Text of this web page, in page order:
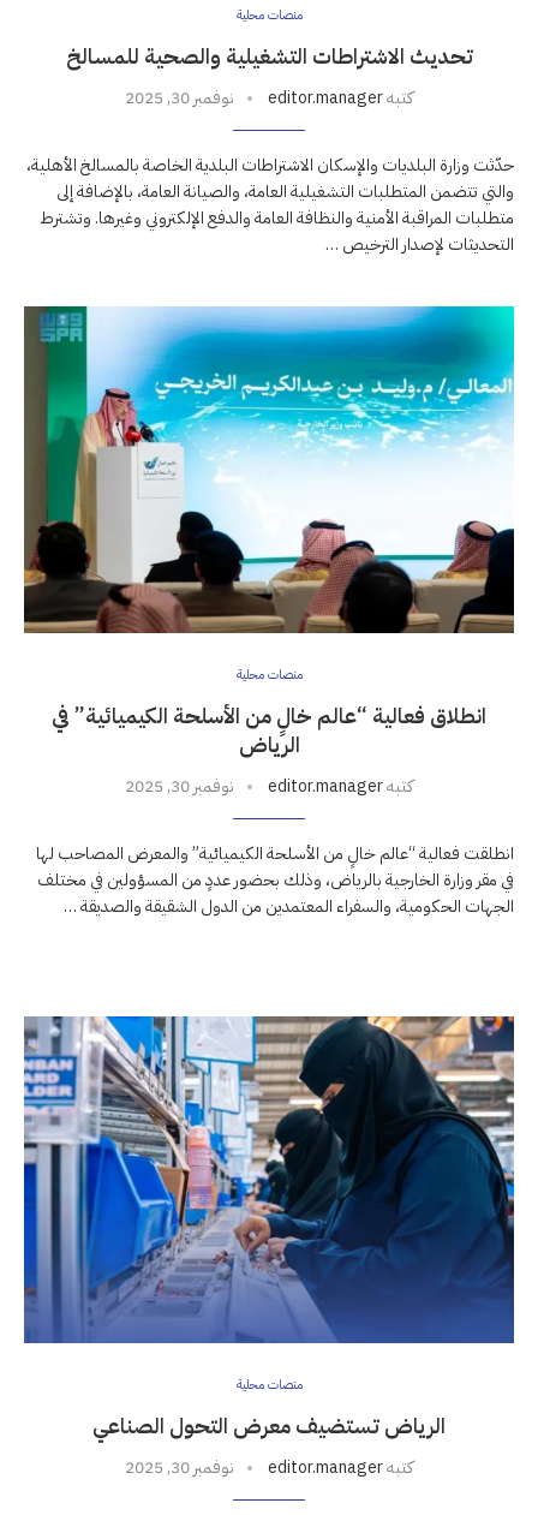
منصات محلية
تحديث الاشتراطات التشغيلية والصحية للمسالخ
كتبهeditor.manager نوفمبر 30, 2025
حدّثت وزارة البلديات والإسكان الاشتراطات البلدية الخاصة بالمسالخ الأهلية،
والتي تتضمن المتطلبات التشغيلية العامة، والصيانة العامة، بالإضافة إلى
متطلبات المراقبة الأمنية والنظافة العامة والدفع الإلكتروني وغيرها. وتشترط
التحديثات لإصدار الترخيص …
منصات محلية
انطلاق فعالية “عالم خالٍ من الأسلحة الكيميائية” في
الرياض
كتبهeditor.manager نوفمبر 30, 2025
انطلقت فعالية “عالم خالٍ من الأسلحة الكيميائية” والمعرض المصاحب لها
في مقر وزارة الخارجية بالرياض، وذلك بحضور عددٍ من المسؤولين في مختلف
الجهات الحكومية، والسفراء المعتمدين من الدول الشقيقة والصديقة …
منصات محلية
الرياض تستضيف معرض التحول الصناعي
كتبهeditor.manager نوفمبر 30, 2025